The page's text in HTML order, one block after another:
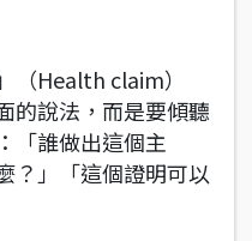
（Health claim）
的說法，而是要傾聽
「誰做出這個主
？」「這個證明可以